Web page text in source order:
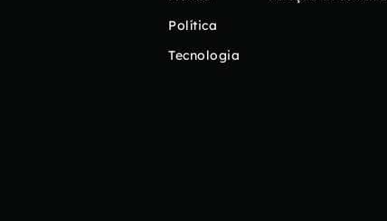
Política
Tecnologia